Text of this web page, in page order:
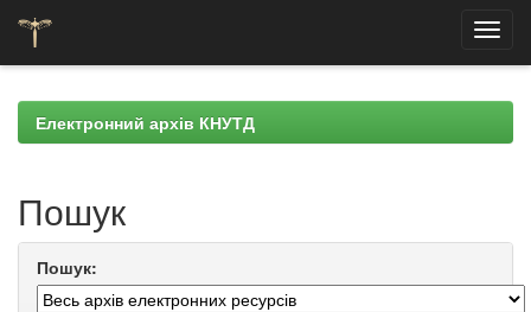
navigationЕлектронний архів КНУТД
Пошук
Пошук: